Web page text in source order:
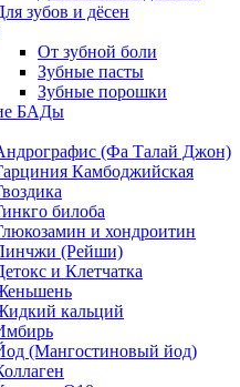
зубов и дёсен
От зубной боли
Зубные пасты
Зубные порошки
БАДы
(Фа Талай Джон)
Камбоджийская
билоба
и хондроитин
(Рейши)
и Клетчатка
кальций
(Мангостиновый йод)